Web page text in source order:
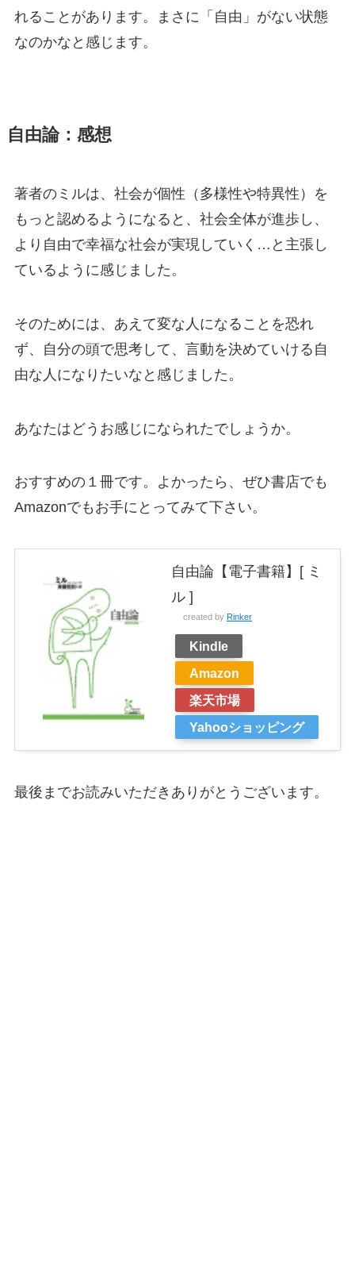
れることがあります。まさに「自由」がない状態
なのかなと感じます。
自由論：感想
著者のミルは、社会が個性（多様性や特異性）を
もっと認めるようになると、社会全体が進歩し、
より自由で幸福な社会が実現していく…と主張し
ているように感じました。
そのためには、あえて変な人になることを恐れ
ず、自分の頭で思考して、言動を決めていける自
由な人になりたいなと感じました。
あなたはどうお感じになられたでしょうか。
おすすめの１冊です。よかったら、ぜひ書店でも
Amazonでもお手にとってみて下さい。
自由論【電子書籍】[ ミ
ル ]
created by Rinker
Kindle
Amazon
楽天市場
Yahooショッピング
最後までお読みいただきありがとうございます。